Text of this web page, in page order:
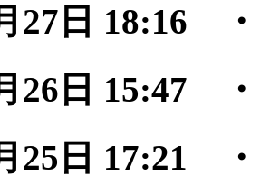
27日 18:16
26日 15:47
25日 17:21